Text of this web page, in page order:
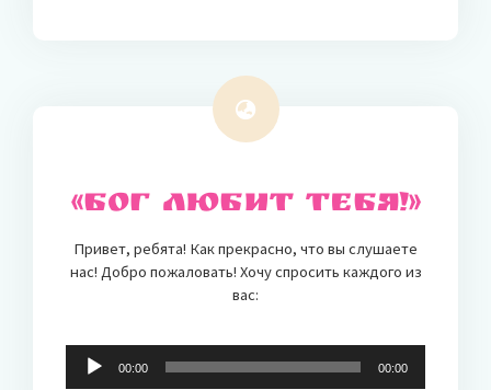
«Бог любит тебя!»
Привет, ребята! Как прекрасно, что вы слушаете
нас! Добро пожаловать! Хочу спросить каждого из
вас:
Audio-
Player
00:00 00:00